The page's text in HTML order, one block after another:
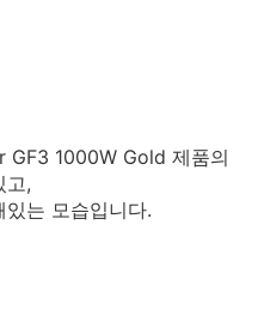
GF3 1000W Gold 제품의
고,
는 모습입니다.